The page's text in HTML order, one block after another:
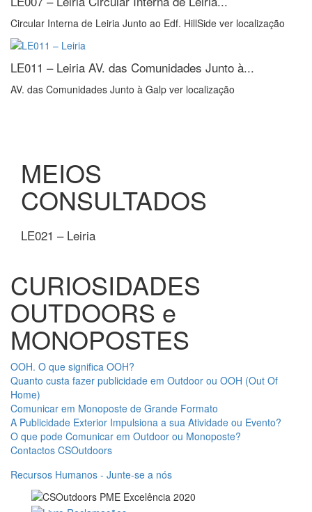
Circular Interna de Leiria Junto ao Edf. HillSide ver localização
LE011 – Leiria AV. das Comunidades Junto à...
AV. das Comunidades Junto à Galp ver localização
MEIOS
CONSULTADOS
LE021 – Leiria
CURIOSIDADES
OUTDOORS e
MONOPOSTES
OOH. O que significa OOH?
Quanto custa fazer publicidade em Outdoor ou OOH (Out Of
Home)
Comunicar em Monoposte de Grande Formato
A Publicidade Exterior Impulsiona a sua Atividade ou Evento?
O que pode Comunicar em Outdoor ou Monoposte?
Contactos CSOutdoors
Recursos Humanos - Junte-se a nós